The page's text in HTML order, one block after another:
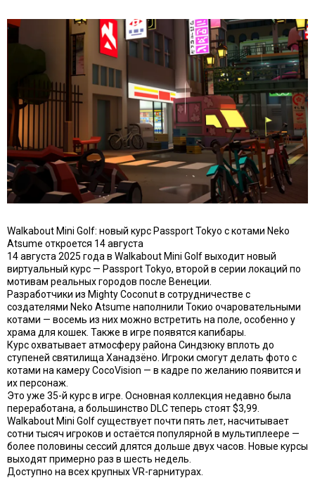
Walkabout Mini Golf: новый курс Passport Tokyo с котами Neko
Atsume откроется 14 августа
14 августа 2025 года в Walkabout Mini Golf выходит новый
виртуальный курс — Passport Tokyo, второй в серии локаций по
мотивам реальных городов после Венеции.
Разработчики из Mighty Coconut в сотрудничестве с
создателями Neko Atsume наполнили Токио очаровательными
котами — восемь из них можно встретить на поле, особенно у
храма для кошек. Также в игре появятся капибары.
Курс охватывает атмосферу района Синдзюку вплоть до
ступеней святилища Ханадзёно. Игроки смогут делать фото с
котами на камеру CocoVision — в кадре по желанию появится и
их персонаж.
Это уже 35-й курс в игре. Основная коллекция недавно была
переработана, а большинство DLC теперь стоят $3,99.
Walkabout Mini Golf существует почти пять лет, насчитывает
сотни тысяч игроков и остаётся популярной в мультиплеере —
более половины сессий длятся дольше двух часов. Новые курсы
выходят примерно раз в шесть недель.
Доступно на всех крупных VR-гарнитурах.